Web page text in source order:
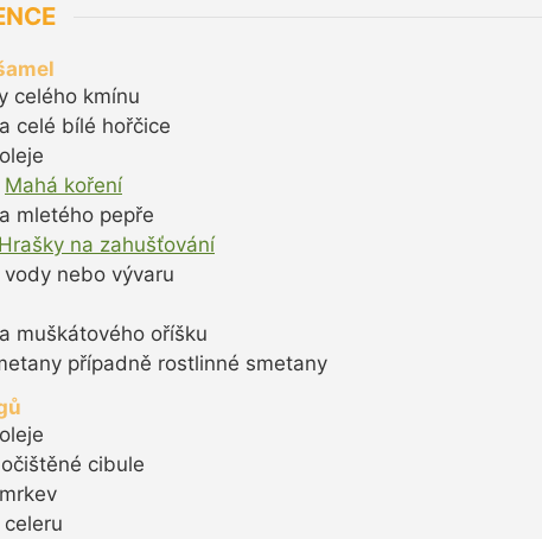
celého kmínu
celé bílé hořčice
oleje
Mahá koření
mletého pepře
Hrašky na zahušťování
vody nebo vývaru
muškátového oříšku
případně rostlinné smetany
oleje
očištěné cibule
mrkev
celeru